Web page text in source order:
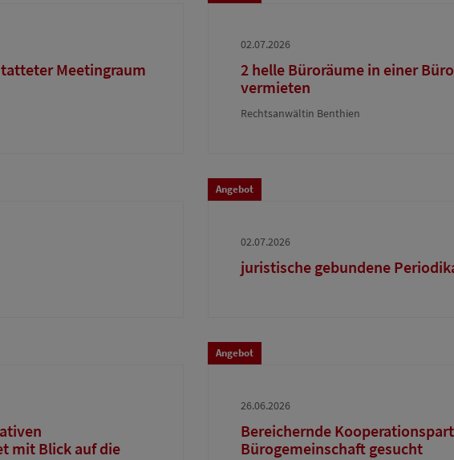
Meetingraum
02.07.2026
2 helle Büroräume in einer
vermieten
Rechtsanwältin Benthien
Angebot
02.07.2026
juristische gebundene
mit Blick auf die
Angebot
26.06.2026
Bereichernde
Bürogemeinschaft gesucht